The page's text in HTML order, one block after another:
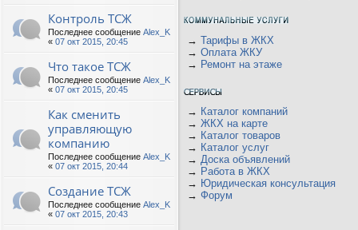
Контроль ТСЖ
Последнее сообщение Alex_K
« 07 окт 2015, 20:45
Что такое ТСЖ
Последнее сообщение Alex_K
« 07 окт 2015, 20:45
Как сменить
управляющую
компанию
Последнее сообщение Alex_K
« 07 окт 2015, 20:44
Создание ТСЖ
Последнее сообщение Alex_K
« 07 окт 2015, 20:43
→ Тарифы в ЖКХ
→ Оплата ЖКУ
→ Ремонт на этаже
→ Каталог компаний
→ ЖКХ на карте
→ Каталог товаров
→ Каталог услуг
→ Доска объявлений
→ Работа в ЖКХ
→ Юридическая консультация
→ Форум